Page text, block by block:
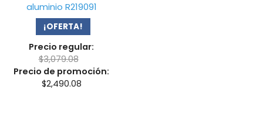
aluminio R219091
¡OFERTA!
Precio regular:
$3,079.08
Precio de promoción:
$2,490.08